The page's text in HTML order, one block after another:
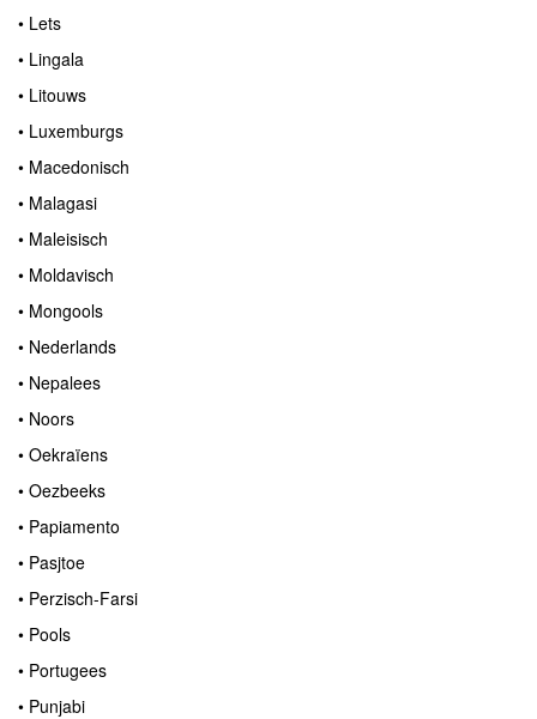
• Lets
• Lingala
• Litouws
• Luxemburgs
• Macedonisch
• Malagasi
• Maleisisch
• Moldavisch
• Mongools
• Nederlands
• Nepalees
• Noors
• Oekraïens
• Oezbeeks
• Papiamento
• Pasjtoe
• Perzisch-Farsi
• Pools
• Portugees
• Punjabi